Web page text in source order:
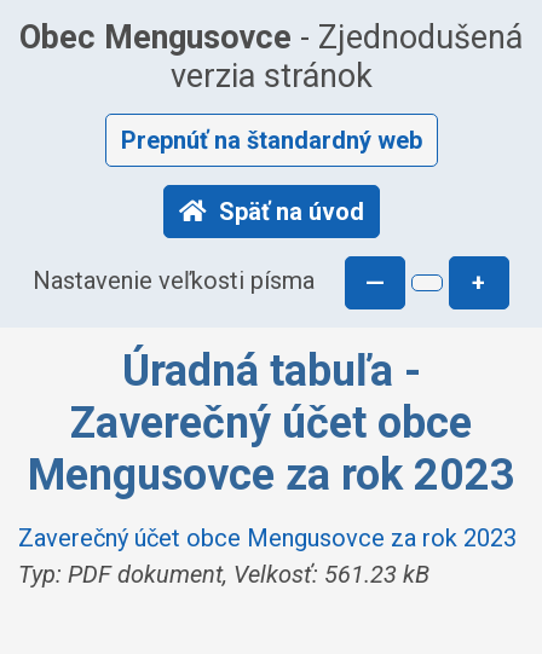
Obec Mengusovce - Zjednodušená
verzia stránok
Prepnúť na štandardný web
Späť na úvod
Nastavenie veľkosti písma — +
Úradná tabuľa -
Zaverečný účet obce
Mengusovce za rok 2023
Zaverečný účet obce Mengusovce za rok 2023
Typ: PDF dokument, Velkosť: 561.23 kB